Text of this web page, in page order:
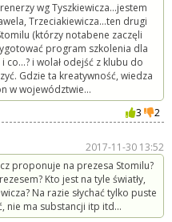
wg Tyszkiewicza...jestem
Trzeciakiewicza...ten drugi
(którzy notabene zaczęli
program szkolenia dla
i wolał odejść z klubu do
Gdzie ta kreatywność, wiedza
w województwie...
3
2
2017-11-30 13:52
proponuje na prezesa Stomilu?
Kto jest na tyle światły,
Na razie słychać tylko puste
nie ma substancji itp itd...